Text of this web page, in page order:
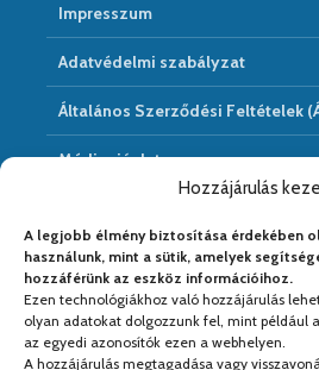
Hozzájárulás
A legjobb élmény biztosítása érdekében
használunk, mint a sütik, amelyek
hozzáférünk az eszköz információihoz.
Ezen technológiákhoz való hozzájárulás
olyan adatokat dolgozzunk fel, mint például
az egyedi azonosítók ezen a webhelyen.
A hozzájárulás megtagadása vagy
Impresszum
Adatvédelmi szabályzat
Általános Szerződési Feltételek
Médiaajánlat
Médiapartnereink: